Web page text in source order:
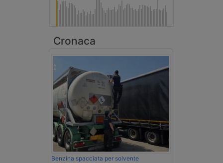
Cronaca
Benzina spacciata per solvente